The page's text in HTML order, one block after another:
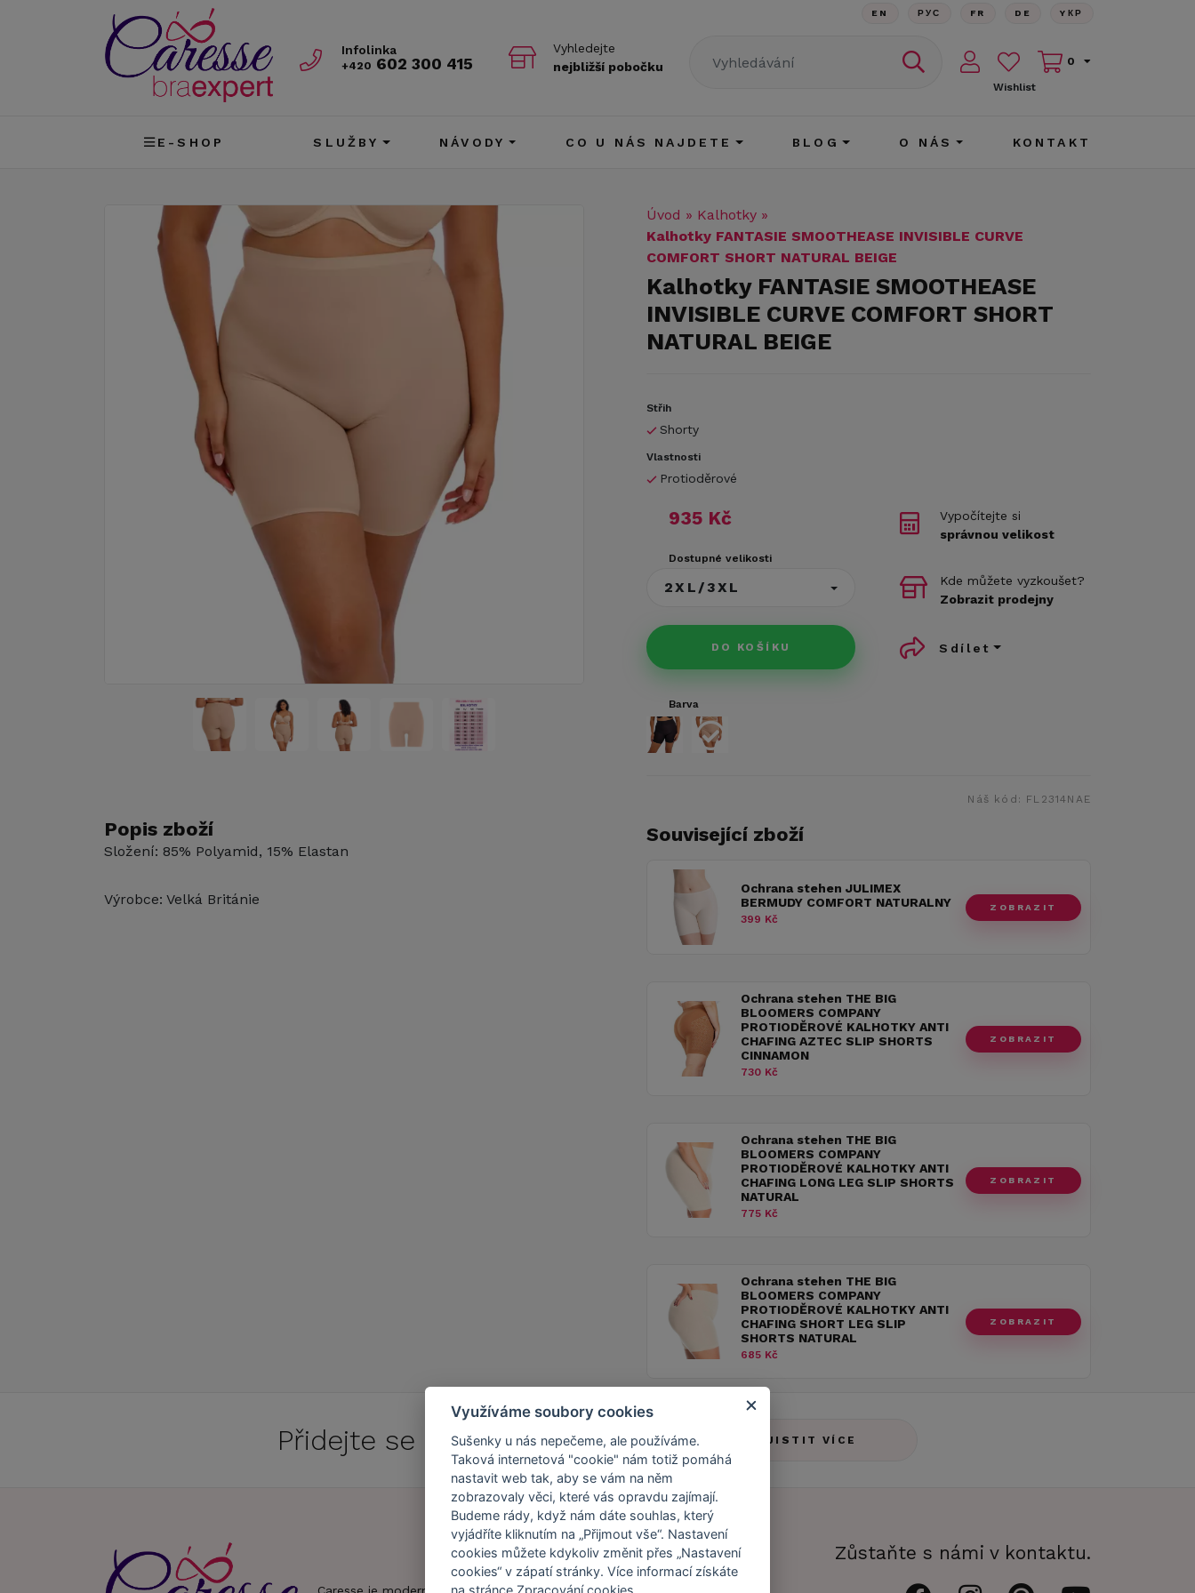
Infolinka
+420 602 300 415
Vyhledejte
nejbližší pobočku
EN РУС FR DE YКР
Wishlist
0
E-SHOP SLUŽBY NÁVODY CO U NÁS NAJDETE BLOG O NÁS KONTAKT
Popis zboží
Složení: 85% Polyamid, 15% Elastan
Výrobce: Velká Británie
Úvod » Kalhotky »
Kalhotky FANTASIE SMOOTHEASE INVISIBLE CURVE
COMFORT SHORT NATURAL BEIGE
Kalhotky FANTASIE SMOOTHEASE
INVISIBLE CURVE COMFORT SHORT
NATURAL BEIGE
Střih
Shorty
Vlastnosti
Protioděrové
935 Kč
Dostupné velikosti
2XL/3XL
DO KOŠÍKU
Vypočítejte si
správnou velikost
Kde můžete vyzkoušet?
Zobrazit prodejny
Sdílet
Barva
Náš kód: FL2314NAE
Související zboží
Ochrana stehen JULIMEX
BERMUDY COMFORT NATURALNY
399 Kč
ZOBRAZIT
Ochrana stehen THE BIG
BLOOMERS COMPANY
PROTIODĚROVÉ KALHOTKY ANTI
CHAFING AZTEC SLIP SHORTS
CINNAMON
730 Kč
ZOBRAZIT
Ochrana stehen THE BIG
BLOOMERS COMPANY
PROTIODĚROVÉ KALHOTKY ANTI
CHAFING LONG LEG SLIP SHORTS
NATURAL
775 Kč
ZOBRAZIT
Ochrana stehen THE BIG
BLOOMERS COMPANY
PROTIODĚROVÉ KALHOTKY ANTI
CHAFING SHORT LEG SLIP
SHORTS NATURAL
685 Kč
ZOBRAZIT
Přidejte se doCaresse Clubu! ZJISTIT VÍCE
Caresse je moderní obchod s
Náš příběh Zákaznický účet Zůstaňte s námi v kontaktu.
Využíváme soubory cookies
Sušenky u nás nepečeme, ale používáme.
Taková internetová "cookie" nám totiž pomáhá
nastavit web tak, aby se vám na něm
zobrazovaly věci, které vás opravdu zajímají.
Budeme rády, když nám dáte souhlas, který
vyjádříte kliknutím na „Přijmout vše“. Nastavení
cookies můžete kdykoliv změnit přes „Nastavení
cookies“ v zápatí stránky. Více informací získáte
na stránce Zpracování cookies